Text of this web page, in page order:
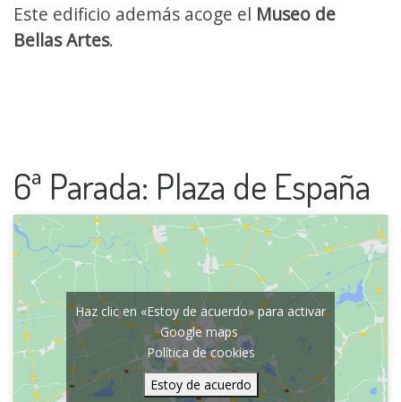
Este edificio además acoge el Museo de
Bellas Artes.
6ª Parada: Plaza de España
Haz clic en «Estoy de acuerdo» para activar
Google maps
Política de cookies
Estoy de acuerdo